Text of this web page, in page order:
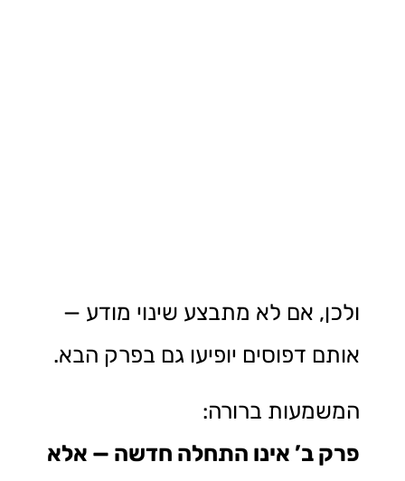
ולכן, אם לא מתבצע שינוי מודע —
אותם דפוסים יופיעו גם בפרק הבא.
המשמעות ברורה:
פרק ב’ אינו התחלה חדשה — אלא